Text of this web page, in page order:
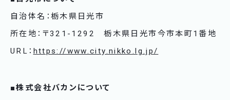
自治体名：栃木県日光市
所在地：〒321-1292 栃木県日光市今市本町1番地
URL： https://www.city.nikko.lg.jp/
■株式会社バカンについて